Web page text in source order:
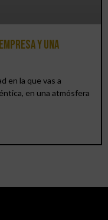
y una
en la que vas a
en una atmósfera